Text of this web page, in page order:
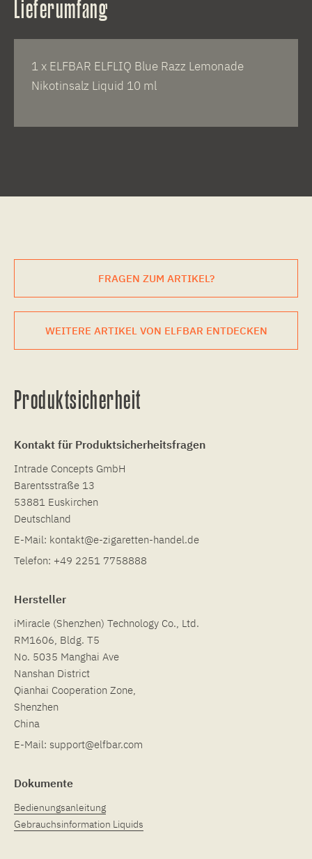
Lieferumfang
1 x ELFBAR ELFLIQ Blue Razz Lemonade
Nikotinsalz Liquid 10 ml
FRAGEN ZUM ARTIKEL?
WEITERE ARTIKEL VON ELFBAR ENTDECKEN
Produktsicherheit
Kontakt für Produktsicherheitsfragen
Intrade Concepts GmbH
Barentsstraße 13
53881 Euskirchen
Deutschland
E-Mail: kontakt@e-zigaretten-handel.de
Telefon: +49 2251 7758888
Hersteller
iMiracle (Shenzhen) Technology Co., Ltd.
RM1606, Bldg. T5
No. 5035 Manghai Ave
Nanshan District
Qianhai Cooperation Zone,
Shenzhen
China
E-Mail: support@elfbar.com
Dokumente
Bedienungsanleitung
Gebrauchsinformation Liquids